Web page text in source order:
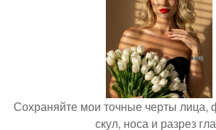
Сохраняйте мои точные черты лица,
скул, носа и разрез